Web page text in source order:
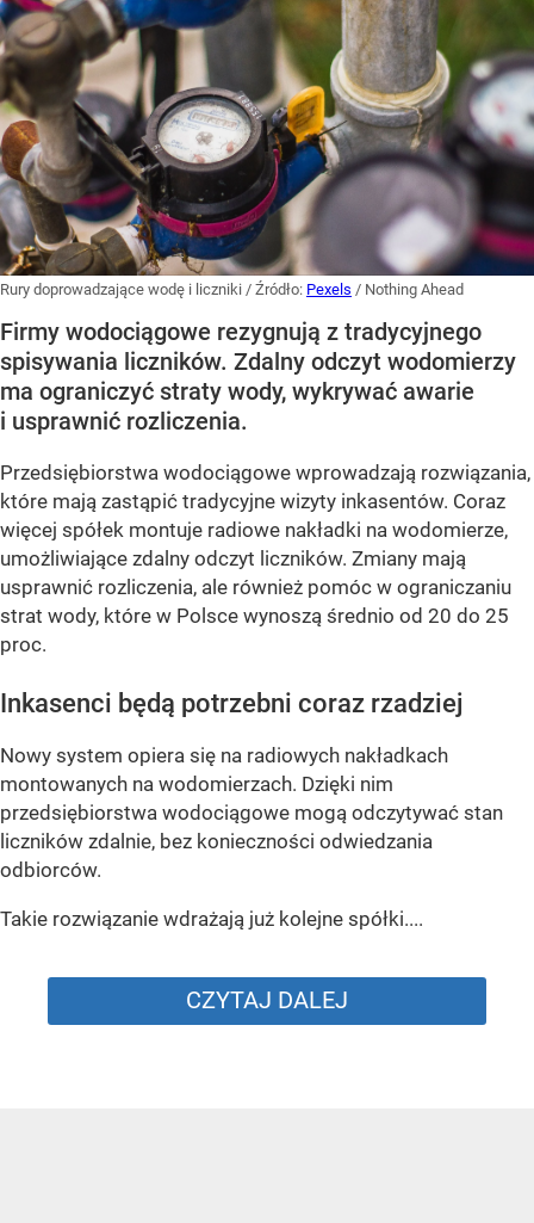
Rury doprowadzające wodę i liczniki / Źródło: Pexels / Nothing Ahead
Firmy wodociągowe rezygnują z tradycyjnego
spisywania liczników. Zdalny odczyt wodomierzy
ma ograniczyć straty wody, wykrywać awarie
i usprawnić rozliczenia.
Przedsiębiorstwa wodociągowe wprowadzają rozwiązania,
które mają zastąpić tradycyjne wizyty inkasentów. Coraz
więcej spółek montuje radiowe nakładki na wodomierze,
umożliwiające zdalny odczyt liczników. Zmiany mają
usprawnić rozliczenia, ale również pomóc w ograniczaniu
strat wody, które w Polsce wynoszą średnio od 20 do 25
proc.
Inkasenci będą potrzebni coraz rzadziej
Nowy system opiera się na radiowych nakładkach
montowanych na wodomierzach. Dzięki nim
przedsiębiorstwa wodociągowe mogą odczytywać stan
liczników zdalnie, bez konieczności odwiedzania
odbiorców.
Takie rozwiązanie wdrażają już kolejne spółki....
CZYTAJ DALEJ